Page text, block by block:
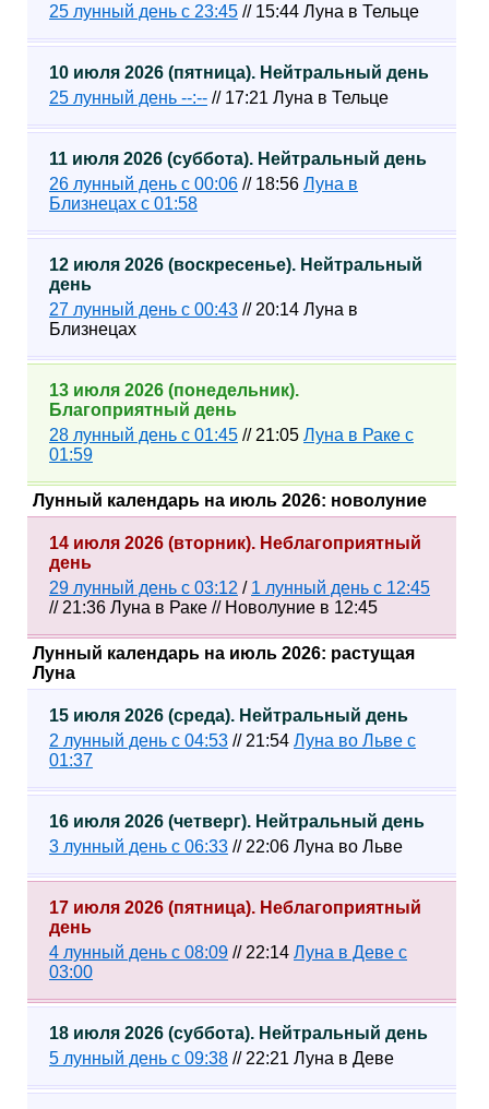
25 лунный день с 23:45 // 15:44 Луна в Тельце
10 июля 2026 (пятница). Нейтральный день
25 лунный день --:-- // 17:21 Луна в Тельце
11 июля 2026 (суббота). Нейтральный день
26 лунный день с 00:06 // 18:56 Луна в
Близнецах с 01:58
12 июля 2026 (воскресенье). Нейтральный
день
27 лунный день с 00:43 // 20:14 Луна в
Близнецах
13 июля 2026 (понедельник).
Благоприятный день
28 лунный день с 01:45 // 21:05 Луна в Раке с
01:59
Лунный календарь на июль 2026: новолуние
14 июля 2026 (вторник). Неблагоприятный
день
29 лунный день с 03:12 / 1 лунный день с 12:45
// 21:36 Луна в Раке // Новолуние в 12:45
Лунный календарь на июль 2026: растущая
Луна
15 июля 2026 (среда). Нейтральный день
2 лунный день с 04:53 // 21:54 Луна во Льве с
01:37
16 июля 2026 (четверг). Нейтральный день
3 лунный день с 06:33 // 22:06 Луна во Льве
17 июля 2026 (пятница). Неблагоприятный
день
4 лунный день с 08:09 // 22:14 Луна в Деве с
03:00
18 июля 2026 (суббота). Нейтральный день
5 лунный день с 09:38 // 22:21 Луна в Деве